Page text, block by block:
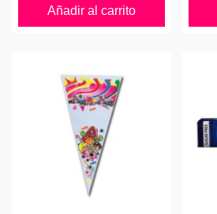
Añadir al carrito